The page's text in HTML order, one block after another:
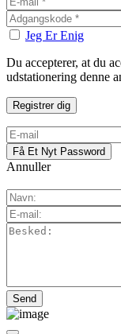
Jeg Er Enig
Du accepterer, at du
udstationering denne
Annuller